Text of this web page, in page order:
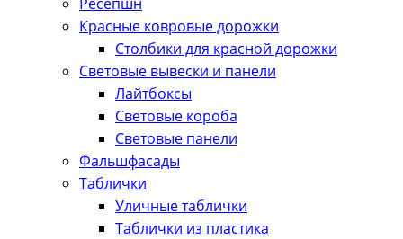
Красные ковровые дорожки
Столбики для красной дорожки
Световые вывески и панели
Лайтбоксы
Световые короба
Световые панели
Фальшфасады
Таблички
Уличные таблички
Таблички из пластика